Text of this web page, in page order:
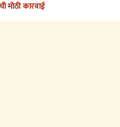
मोठी कारवाई